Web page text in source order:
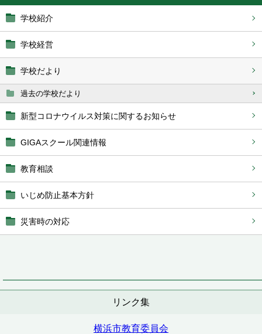
学校紹介
学校経営
学校だより
過去の学校だより
新型コロナウイルス対策に関するお知らせ
GIGAスクール関連情報
教育相談
いじめ防止基本方針
災害時の対応
リンク集
横浜市教育委員会